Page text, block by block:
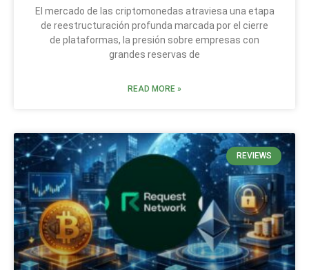
El mercado de las criptomonedas atraviesa una etapa
de reestructuración profunda marcada por el cierre
de plataformas, la presión sobre empresas con
grandes reservas de
READ MORE »
REVIEWS